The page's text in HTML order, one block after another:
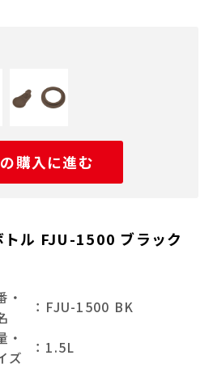
購入に進む
トル FJU-1500 ブラック
・
：FJU-1500 BK
・
ズ
：1.5L